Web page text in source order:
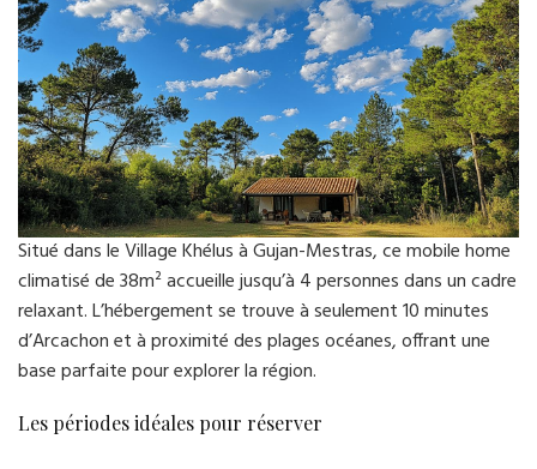
Situé dans le Village Khélus à Gujan-Mestras, ce mobile home
climatisé de 38m² accueille jusqu’à 4 personnes dans un cadre
relaxant. L’hébergement se trouve à seulement 10 minutes
d’Arcachon et à proximité des plages océanes, offrant une
base parfaite pour explorer la région.
Les périodes idéales pour réserver